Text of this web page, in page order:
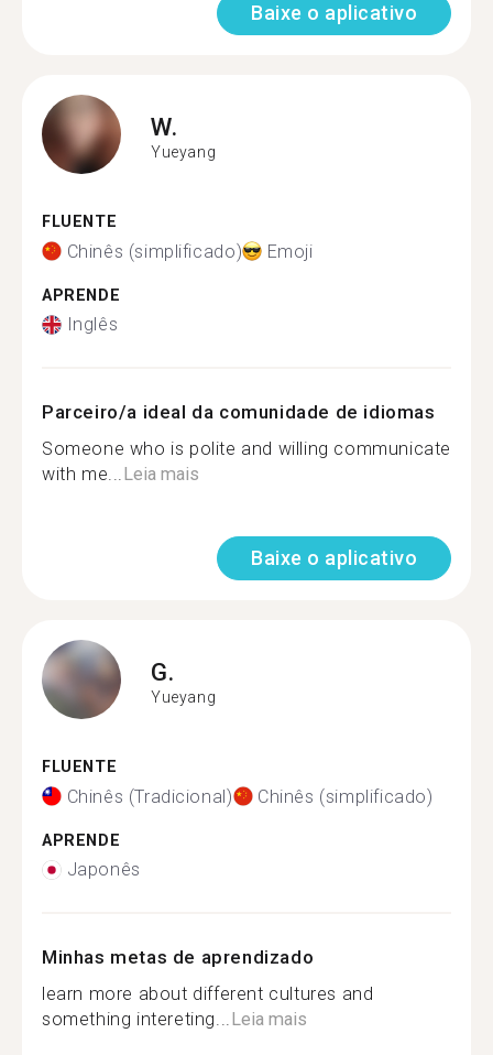
Baixe o aplicativo
W.
Yueyang
FLUENTE
Chinês (simplificado) Emoji
APRENDE
Inglês
Parceiro/a ideal da comunidade de idiomas
Someone who is polite and willing communicate
with me...Leia mais
Baixe o aplicativo
G.
Yueyang
FLUENTE
Chinês (Tradicional) Chinês (simplificado)
APRENDE
Japonês
Minhas metas de aprendizado
learn more about different cultures and
something intereting...Leia mais